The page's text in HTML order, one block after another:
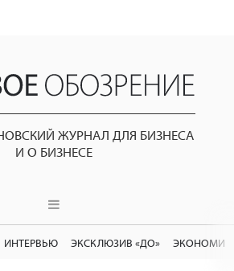
ЖУРНАЛ ДЛЯ БИЗНЕСА
И О БИЗНЕСЕ
ИНТЕРВЬЮ ЭКСКЛЮЗИВ «ДО»